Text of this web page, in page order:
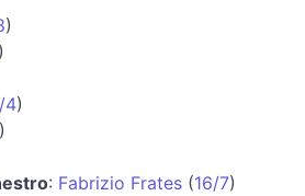
)
)
4)
)
: Fabrizio Frates (16/7)